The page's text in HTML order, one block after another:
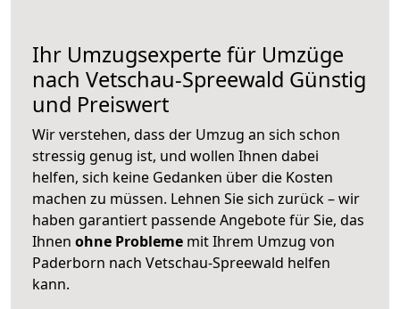
Ihr Umzugsexperte für Umzüge
nach Vetschau-Spreewald Günstig
und Preiswert
Wir verstehen, dass der Umzug an sich schon
stressig genug ist, und wollen Ihnen dabei
helfen, sich keine Gedanken über die Kosten
machen zu müssen. Lehnen Sie sich zurück – wir
haben garantiert passende Angebote für Sie, das
Ihnen ohne Probleme mit Ihrem Umzug von
Paderborn nach Vetschau-Spreewald helfen
kann.